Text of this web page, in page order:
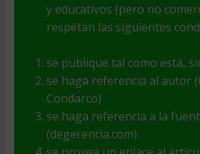
y educativos (pero no
respetan las siguientes
se publique tal como está,
se haga referencia al autor
Condarco)
se haga referencia a la
(degerencia.com)